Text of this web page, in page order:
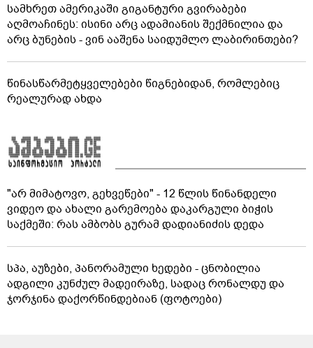
სამხრეთ ამერიკაში გიგანტური გვირაბები
აღმოაჩინეს: ისინი არც ადამიანის შექმნილია და
არც ბუნების - ვინ ააშენა საიდუმლო ლაბირინთები?
წინასწარმეტყველებები წიგნებიდან, რომლებიც
რეალურად ახდა
"არ მიმატოვო, გეხვეწები" - 12 წლის წინანდელი
ვიდეო და ახალი გარემოება დაკარგული ბიჭის
საქმეში: რას ამბობს გურამ დადიანიძის დედა
სპა, აუზები, პანორამული ხედები - ცნობილია
ადგილი კუნძულ მადეირაზე, სადაც რონალდუ და
ჯორჯინა დაქორწინდებიან (ფოტოები)